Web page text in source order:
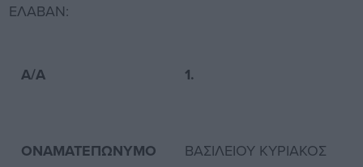
ΕΛΑΒΑΝ:
Α/Α
ΟΝΑΜΑΤΕΠΩΝΥΜΟ
1.
ΒΑΣΙΛΕΙΟΥ ΚΥΡΙΑΚΟΣ